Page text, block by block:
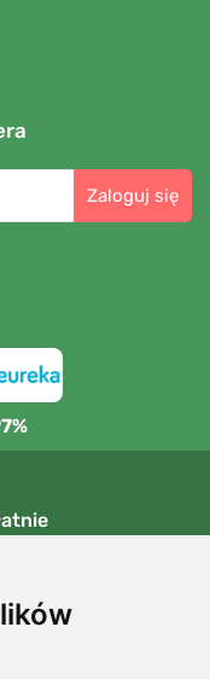
Zaloguj się
250 PLN
zamówienie w dowolnym